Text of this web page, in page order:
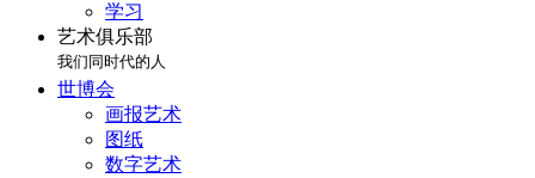
学习
艺术俱乐部
我们同时代的人
世博会
画报艺术
图纸
数字艺术